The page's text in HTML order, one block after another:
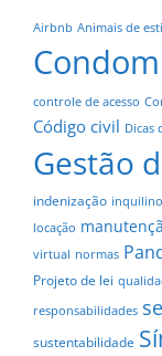
Airbnb Animais de
controle de acesso
Código civil Dicas
Gestão
indenização inquilino
locação
virtual normas
Projeto de lei
responsabilidades
sustentabilidade